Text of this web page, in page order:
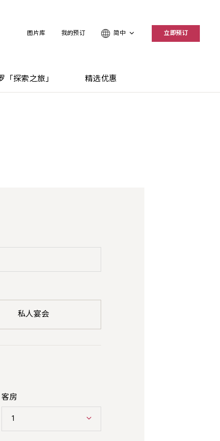
图片库 我的预订 简中 立即预订
「探索之旅」 精选优惠
私人宴会
客房
1